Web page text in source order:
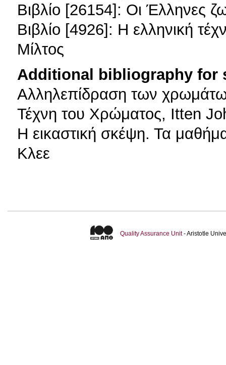
Βιβλίο [26154]: Οι Έλληνες
Βιβλίο [4926]: Η ελληνική
Μίλτος
Additional bibliography for
Αλληλεπίδραση των
Τέχνη του Χρώματος, Itten
H εικαστική σκέψη. Τα
Κλεε
Quality Assurance Unit- Aristotle